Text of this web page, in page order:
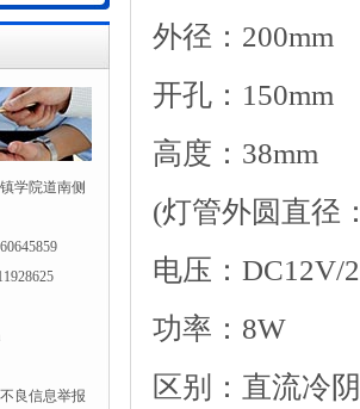
学院道南侧
良信息举报
外径： 200mm
开孔： 150mm
高度： 38mm
(灯管外圆直径
电压： DC12V/
功率： 8W
区别：直流冷